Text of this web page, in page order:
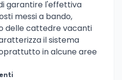
garantire l'effettiva
messi a bando,
delle cattedre vacanti
il sistema
in alcune aree